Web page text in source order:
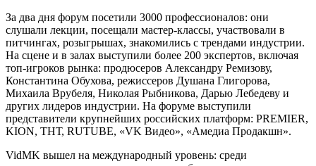
За два дня форум посетили 3000 профессионалов: они
слушали лекции, посещали мастер-классы, участвовали в
питчингах, розыгрышах, знакомились с трендами индустрии.
На сцене и в залах выступили более 200 экспертов, включая
топ-игроков рынка: продюсеров Александру Ремизову,
Константина Обухова, режиссеров Душана Глигорова,
Михаила Врубеля, Николая Рыбникова, Дарью Лебедеву и
других лидеров индустрии. На форуме выступили
представители крупнейших российских платформ: PREMIER,
KION, ТНТ, RUTUBE, «VK Видео», «Амедиа Продакшн».
VidMK вышел на международный уровень: среди